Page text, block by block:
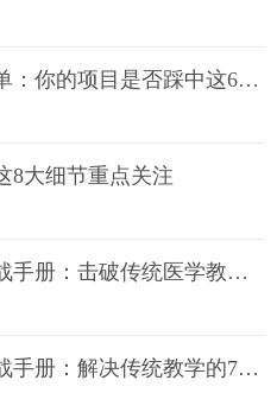
三维动画制作常见问题清单：你的项目是否踩中这6大技术雷区？
8大细节重点关注
医疗教育仿真动画定制实战手册：击破传统医学教育7大痛点
医疗教育仿真动画定制实战手册：解决传统教学的7大痛点